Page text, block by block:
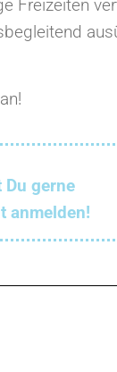
Freizeiten
gerne
anmelden!